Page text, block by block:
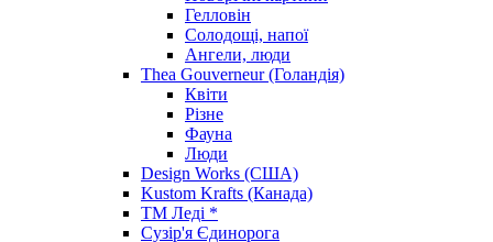
Гелловін
Солодощі, напої
Ангели, люди
Thea Gouverneur (Голандія)
Квіти
Різне
Фауна
Люди
Design Works (США)
Kustom Krafts (Канада)
ТМ Леді *
Сузір'я Єдинорога